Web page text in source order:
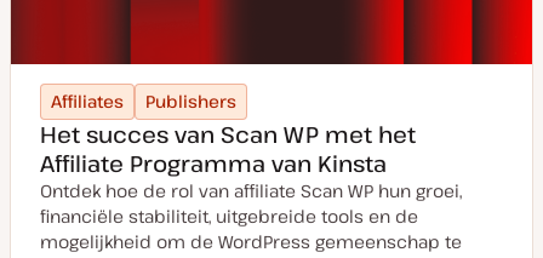
Affiliates Publishers
Het succes van Scan WP met het
Affiliate Programma van Kinsta
Ontdek hoe de rol van affiliate Scan WP hun groei,
financiële stabiliteit, uitgebreide tools en de
mogelijkheid om de WordPress gemeenschap te